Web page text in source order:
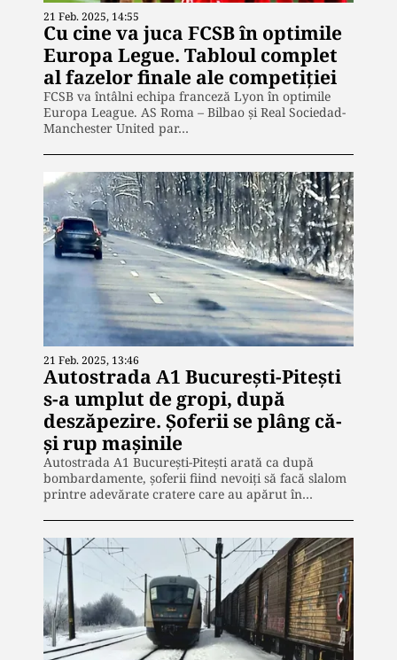
21 Feb. 2025, 14:55
Cu cine va juca FCSB în optimile
Europa Legue. Tabloul complet
al fazelor finale ale competiţiei
FCSB va întâlni echipa franceză Lyon în optimile
Europa League. AS Roma – Bilbao şi Real Sociedad-
Manchester United par…
21 Feb. 2025, 13:46
Autostrada A1 Bucureşti-Piteşti
s-a umplut de gropi, după
deszăpezire. Şoferii se plâng că-
şi rup maşinile
Autostrada A1 Bucureşti-Piteşti arată ca după
bombardamente, şoferii fiind nevoiţi să facă slalom
printre adevărate cratere care au apărut în…